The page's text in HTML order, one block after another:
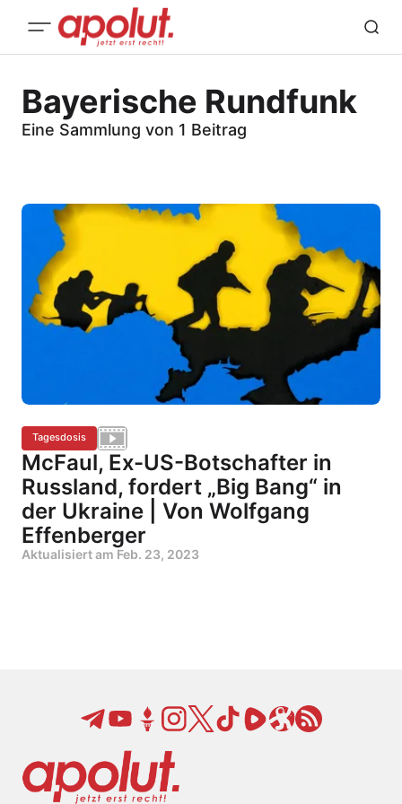
Bayerische Rundfunk
Eine Sammlung von 1 Beitrag
Tagesdosis
McFaul, Ex-US-Botschafter in
Russland, fordert „Big Bang“ in
der Ukraine | Von Wolfgang
Effenberger
Aktualisiert am Feb. 23, 2023